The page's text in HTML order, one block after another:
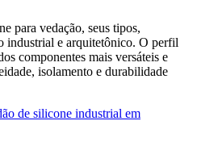
para vedação, seus tipos,
industrial e arquitetônico. O perfil
componentes mais versáteis e
isolamento e durabilidade